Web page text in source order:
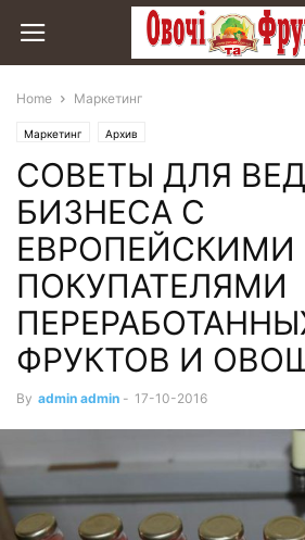
Home Маркетинг
Маркетинг Архив
СОВЕТЫ ДЛЯ
БИЗНЕСА С
ЕВРОПЕЙСКИМИ
ПОКУПАТЕЛЯМИ
ФРУКТОВ И
By admin admin - 17-10-2016